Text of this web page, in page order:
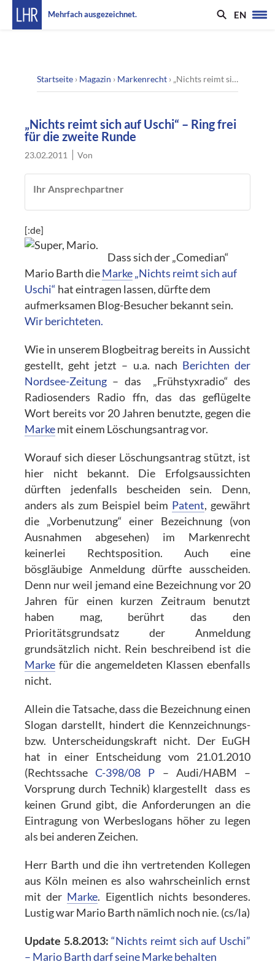
Mehrfach ausgezeichnet. EN
Startseite › Magazin › Markenrecht › „Nichts reimt sich auf Uschi“ – Ring frei für die zweite Runde
„Nichts reimt sich auf Uschi“ – Ring frei
für die zweite Runde
23.02.2011 Von
Ihr Ansprechpartner
[:de]
Dass sich der „Comedian“
Mario Barth dieMarke„Nichts reimt sich auf
Uschi“ hat eintragen lassen, dürfte dem
aufmerksamen Blog-Besucher bekannt sein.
Wir berichteten.
Wie in unserem Blogbeitrag bereits in Aussicht
gestellt, geht jetzt – u.a. nach Berichten der
Nordsee-Zeitung – das „Frühstyxradio“ des
Radiosenders Radio ffn, das das geflügelte
Wort bereits vor 20 Jahren benutzte, gegen die
Markemit einem Löschungsantrag vor.
Worauf sich dieser Löschungsantrag stützt, ist
hier nicht bekannt. Die Erfolgsaussichten
dürften jedenfalls bescheiden sein. Denn,
anders als zum Beispiel beim Patent, gewährt
die „Vorbenutzung“ einer Bezeichnung (von
Ausnahmen abgesehen) im Markenrecht
keinerlei Rechtsposition. Auch eine
bösgläubige Anmeldung dürfte ausscheiden.
Denn nur weil jemand eine Bezeichnung vor 20
Jahren für einen kurzen Zeitraum benutzt
haben mag, berührt das den
Prioritätsgrundsatz der Anmeldung
grundsätzlich nicht. Rein beschreibend ist die
Marke für die angemeldeten Klassen ebenfalls
nicht.
Allein die Tatsache, dass die Bezeichnung einen
Slogan darstellt, hindert die Kennzeichnungs-
bzw. Unterscheidungskraft nicht. Der EuGH
hat in einer Entscheidung vom 21.01.2010
(RechtssacheC-398/08 P – Audi/HABM –
Vorsprung durch Technik) klargestellt dass es
keinen Grund gibt, die Anforderungen an die
Eintragung von Werbeslogans höher zu legen
als bei anderen Zeichen.
Herr Barth und die ihn vertretenden Kollegen
aus Köln meinen es also wahrscheinlich ernst
mit der Marke. Eigentlich nichts besonderes.
Lustig war Mario Barth nämlich noch nie. (cs/la)
Update 5.8.2013: “Nichts reimt sich auf Uschi”
– Mario Barth darf seine Marke behalten